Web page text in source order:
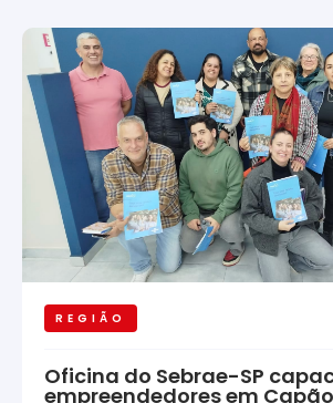
REGIÃO
Oficina do Sebrae-SP
empreendedores em